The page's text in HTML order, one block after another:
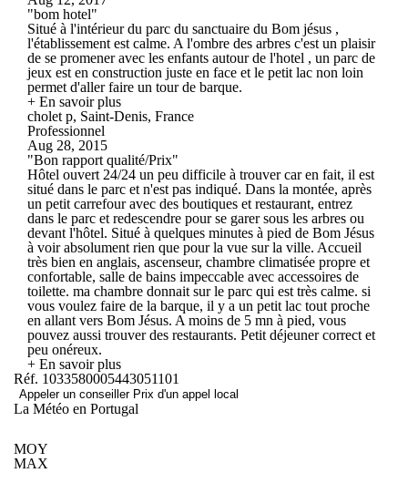
"bom hotel"
Situé à l'intérieur du parc du sanctuaire du Bom jésus ,
l'établissement est calme. A l'ombre des arbres c'est un plaisir
de se promener avec les enfants autour de l'hotel , un parc de
jeux est en construction juste en face et le petit lac non loin
permet d'aller faire un tour de barque.
+ En savoir plus
cholet p, Saint-Denis, France
Professionnel
Aug 28, 2015
"Bon rapport qualité/Prix"
Hôtel ouvert 24/24 un peu difficile à trouver car en fait, il est
situé dans le parc et n'est pas indiqué. Dans la montée, après
un petit carrefour avec des boutiques et restaurant, entrez
dans le parc et redescendre pour se garer sous les arbres ou
devant l'hôtel. Situé à quelques minutes à pied de Bom Jésus
à voir absolument rien que pour la vue sur la ville. Accueil
très bien en anglais, ascenseur, chambre climatisée propre et
confortable, salle de bains impeccable avec accessoires de
toilette. ma chambre donnait sur le parc qui est très calme. si
vous voulez faire de la barque, il y a un petit lac tout proche
en allant vers Bom Jésus. A moins de 5 mn à pied, vous
pouvez aussi trouver des restaurants. Petit déjeuner correct et
peu onéreux.
+ En savoir plus
Réf. 1033580005443051101
Appeler un conseiller Prix d'un appel local
La Météo en Portugal
MOY
MAX